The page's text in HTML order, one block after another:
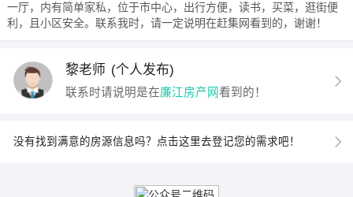
一厅，内有简单家私，位于市中心，出行方便，读书，买菜，逛街便
利，且小区安全。联系我时，请一定说明在赶集网看到的，谢谢！
黎老师 (个人发布)
联系时请说明是在廉江房产网看到的！
没有找到满意的房源信息吗？点击这里去登记您的需求吧！